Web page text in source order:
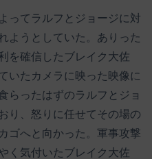
ってラルフとジョージに対
ようとしていた。ありった
を確信したブレイク大佐
いたカメラに映った映像に
らったはずのラルフとジョ
り、怒りに任せてその場の
ゴへと向かった。軍事攻撃
く気付いたブレイク大佐